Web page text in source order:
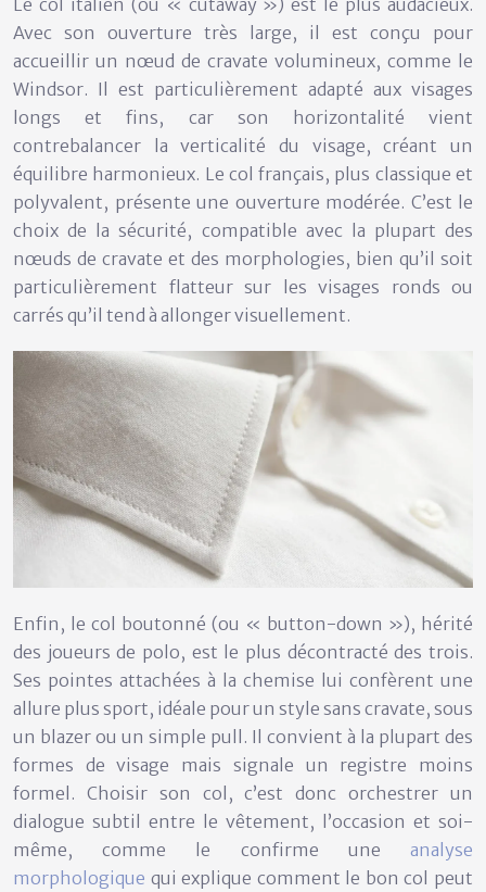
Avec son ouverture très large, il est conçu pour
accueillir un nœud de cravate volumineux, comme le
Windsor. Il est particulièrement adapté aux visages
longs et fins, car son horizontalité vient
contrebalancer la verticalité du visage, créant un
équilibre harmonieux. Le col français, plus classique et
polyvalent, présente une ouverture modérée. C’est le
choix de la sécurité, compatible avec la plupart des
nœuds de cravate et des morphologies, bien qu’il soit
particulièrement flatteur sur les visages ronds ou
carrés qu’il tend à allonger visuellement.
Enfin, le col boutonné (ou « button-down »), hérité
des joueurs de polo, est le plus décontracté des trois.
Ses pointes attachées à la chemise lui confèrent une
allure plus sport, idéale pour un style sans cravate, sous
un blazer ou un simple pull. Il convient à la plupart des
formes de visage mais signale un registre moins
formel. Choisir son col, c’est donc orchestrer un
dialogue subtil entre le vêtement, l’occasion et soi-
même, comme le confirme une analyse
morphologique qui explique comment le bon col peut